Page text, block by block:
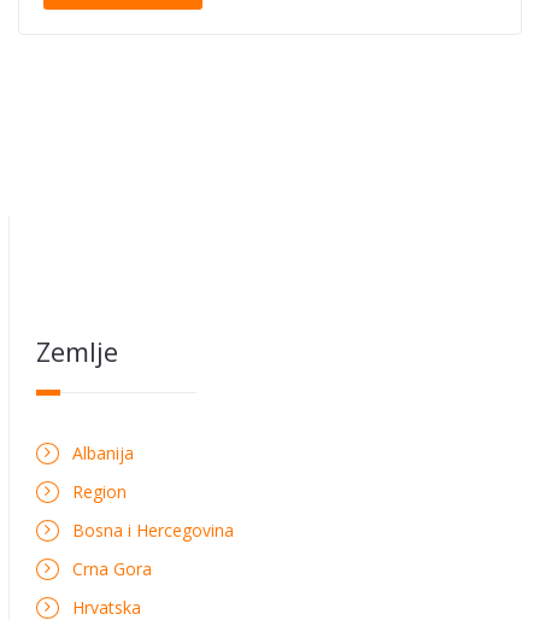
Zemlje
Albanija
Region
Bosna i Hercegovina
Crna Gora
Hrvatska